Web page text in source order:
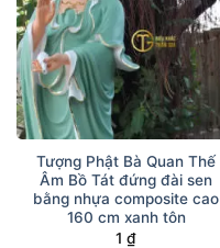
Tượng Phật Bà Quan Thế
Âm Bồ Tát đứng đài sen
bằng nhựa composite cao
160 cm xanh tôn
1 ₫